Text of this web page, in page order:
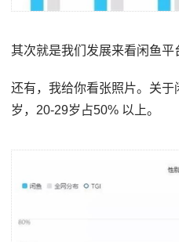
其次就是我们发展来看闲鱼
还有，我给你看张照片。关
岁，20-29岁占50% 以上。